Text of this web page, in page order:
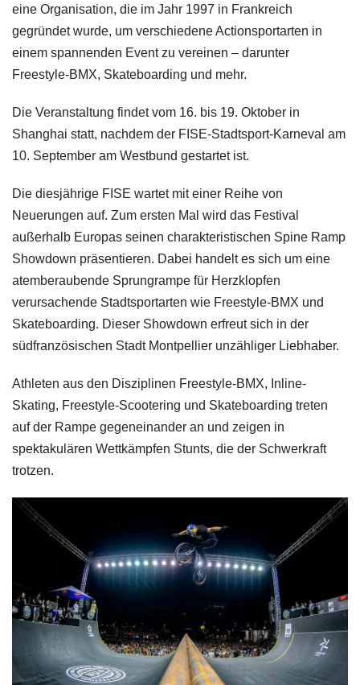
eine Organisation, die im Jahr 1997 in Frankreich
gegründet wurde, um verschiedene Actionsportarten in
einem spannenden Event zu vereinen – darunter
Freestyle-BMX, Skateboarding und mehr.
Die Veranstaltung findet vom 16. bis 19. Oktober in
Shanghai statt, nachdem der FISE-Stadtsport-Karneval am
10. September am Westbund gestartet ist.
Die diesjährige FISE wartet mit einer Reihe von
Neuerungen auf. Zum ersten Mal wird das Festival
außerhalb Europas seinen charakteristischen Spine Ramp
Showdown präsentieren. Dabei handelt es sich um eine
atemberaubende Sprungrampe für Herzklopfen
verursachende Stadtsportarten wie Freestyle-BMX und
Skateboarding. Dieser Showdown erfreut sich in der
südfranzösischen Stadt Montpellier unzähliger Liebhaber.
Athleten aus den Disziplinen Freestyle-BMX, Inline-
Skating, Freestyle-Scootering und Skateboarding treten
auf der Rampe gegeneinander an und zeigen in
spektakulären Wettkämpfen Stunts, die der Schwerkraft
trotzen.